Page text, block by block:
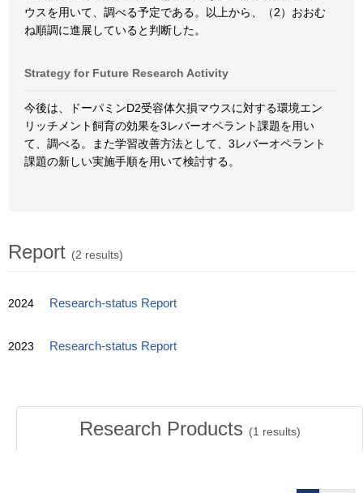
ウスを用いて、調べる予定である。以上から、（2）おおむ
ね順調に進展していると判断した。
Strategy for Future Research Activity
今後は、ドーパミンD2受容体欠損マウスに対する環境エン
リッチメント飼育の効果を3レバーオペラント課題を用い
て、調べる。また学習改善方法として、3レバーオペラント
課題の新しい実施手順を用いて検討する。
Report (2 results)
2024 Research-status Report
2023 Research-status Report
Research Products (1 results)